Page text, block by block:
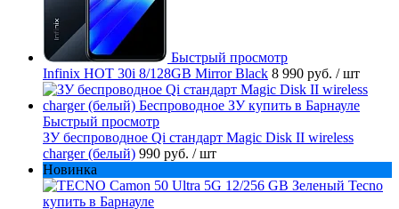
Быстрый просмотр
Infinix HOT 30i 8/128GB Mirror Black 8 990 руб. / шт
Быстрый просмотр
ЗУ беспроводное Qi стандарт Magic Disk II wireless
charger (белый) 990 руб. / шт
Новинка